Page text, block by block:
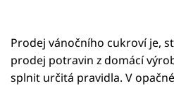
Prodej vánočního cukroví je,
prodej potravin z domácí
splnit určitá pravidla. V